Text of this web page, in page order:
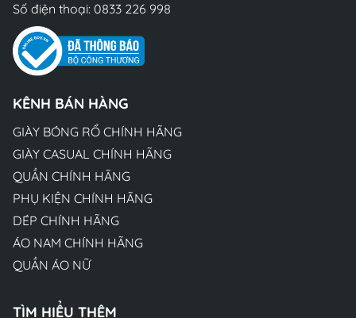
Số điện thoại: 0833 226 998
KÊNH BÁN HÀNG
GIÀY BÓNG RỔ CHÍNH HÃNG
GIÀY CASUAL CHÍNH HÃNG
QUẦN CHÍNH HÃNG
PHỤ KIỆN CHÍNH HÃNG
DÉP CHÍNH HÃNG
ÁO NAM CHÍNH HÃNG
QUẦN ÁO NỮ
TÌM HIỂU THÊM